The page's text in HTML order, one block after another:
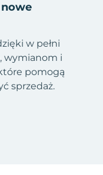
w pełni
wymianom i
pomogą
sprzedaż.